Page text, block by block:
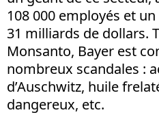
108 000 employés et
31 milliards de dollars.
Monsanto, Bayer est
nombreux scandales :
d’Auschwitz, huile
dangereux, etc.